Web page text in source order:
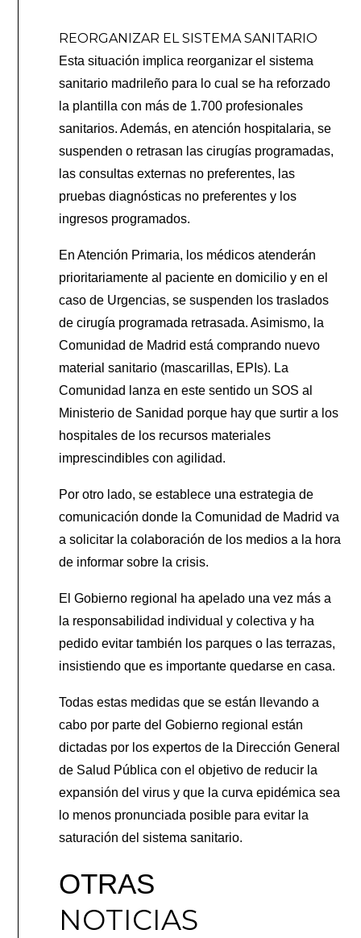
REORGANIZAR EL SISTEMA SANITARIO
Esta situación implica reorganizar el sistema
sanitario madrileño para lo cual se ha reforzado
la plantilla con más de 1.700 profesionales
sanitarios. Además, en atención hospitalaria, se
suspenden o retrasan las cirugías programadas,
las consultas externas no preferentes, las
pruebas diagnósticas no preferentes y los
ingresos programados.
En Atención Primaria, los médicos atenderán
prioritariamente al paciente en domicilio y en el
caso de Urgencias, se suspenden los traslados
de cirugía programada retrasada. Asimismo, la
Comunidad de Madrid está comprando nuevo
material sanitario (mascarillas, EPIs). La
Comunidad lanza en este sentido un SOS al
Ministerio de Sanidad porque hay que surtir a los
hospitales de los recursos materiales
imprescindibles con agilidad.
Por otro lado, se establece una estrategia de
comunicación donde la Comunidad de Madrid va
a solicitar la colaboración de los medios a la hora
de informar sobre la crisis.
El Gobierno regional ha apelado una vez más a
la responsabilidad individual y colectiva y ha
pedido evitar también los parques o las terrazas,
insistiendo que es importante quedarse en casa.
Todas estas medidas que se están llevando a
cabo por parte del Gobierno regional están
dictadas por los expertos de la Dirección General
de Salud Pública con el objetivo de reducir la
expansión del virus y que la curva epidémica sea
lo menos pronunciada posible para evitar la
saturación del sistema sanitario.
OTRAS
NOTICIAS